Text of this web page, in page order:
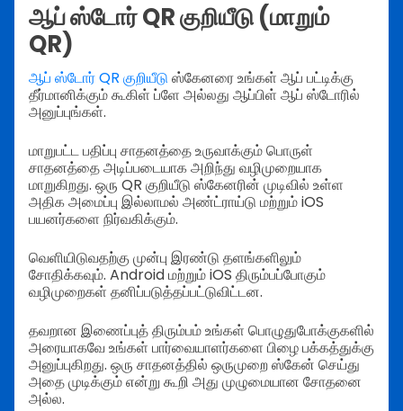
ஆப் ஸ்டோர் QR குறியீடு (மாறும்
QR)
ஆப் ஸ்டோர் QR குறியீடு ஸ்கேனரை உங்கள் ஆப் பட்டிக்கு
தீர்மானிக்கும் கூகிள் ப்ளே அல்லது ஆப்பிள் ஆப் ஸ்டோரில்
அனுப்புங்கள்.
மாறுபட்ட பதிப்பு சாதனத்தை உருவாக்கும் பொருள்
சாதனத்தை அடிப்படையாக அறிந்து வழிமுறையாக
மாறுகிறது. ஒரு QR குறியீடு ஸ்கேனரின் முடிவில் உள்ள
அதிக அமைப்பு இல்லாமல் அண்ட்ராய்டு மற்றும் iOS
பயனர்களை நிர்வகிக்கும்.
வெளியிடுவதற்கு முன்பு இரண்டு தளங்களிலும்
சோதிக்கவும். Android மற்றும் iOS திரும்பப்போகும்
வழிமுறைகள் தனிப்படுத்தப்பட்டுவிட்டன.
தவறான இணைப்புத் திரும்பம் உங்கள் பொழுதுபோக்குகளில்
அரையாகவே உங்கள் பார்வையாளர்களை பிழை பக்கத்துக்கு
அனுப்புகிறது. ஒரு சாதனத்தில் ஒருமுறை ஸ்கேன் செய்து
அதை முடிக்கும் என்று கூறி அது முழுமையான சோதனை
அல்ல.